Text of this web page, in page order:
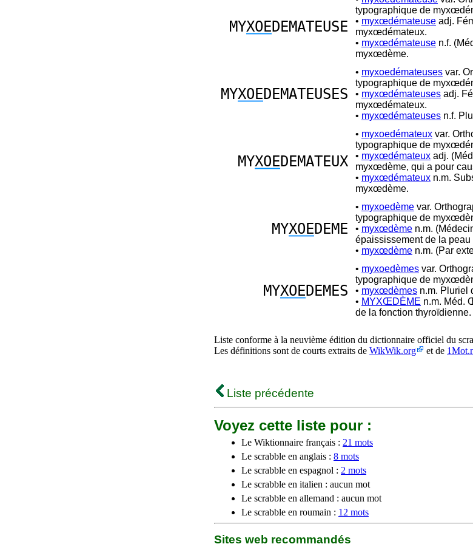
MYXOEDEMATEUSE
typographique de
• myxœdémateuse adj.
myxœdémateux.
• myxœdémateuse n.f.
myxœdème.
MYXOEDEMATEUSES
• myxoedémateuses var.
typographique de
• myxœdémateuses adj.
myxœdémateux.
• myxœdémateuses n.f.
MYXOEDEMATEUX
• myxoedémateux var.
typographique de
• myxœdémateux adj.
myxœdème, qui a pour
• myxœdémateux n.m.
myxœdème.
MYXOEDEME
• myxoedème var.
typographique de
• myxœdème n.m.
épaississement de la peau
• myxœdème n.m. (Par
MYXOEDEMES
• myxoedèmes var.
typographique de
• myxœdèmes n.m. Pluriel
• MYXŒDÈME n.m. Méd.
de la fonction thyroïdienne.
Liste conforme à la neuvième édition du dictionnaire officiel du
Les définitions sont de courts extraits de WikWik.org et de
Liste précédente
Voyez cette liste pour :
Le Wiktionnaire français : 21 mots
Le scrabble en anglais : 8 mots
Le scrabble en espagnol : 2 mots
Le scrabble en italien : aucun mot
Le scrabble en allemand : aucun mot
Le scrabble en roumain : 12 mots
Sites web recommandés